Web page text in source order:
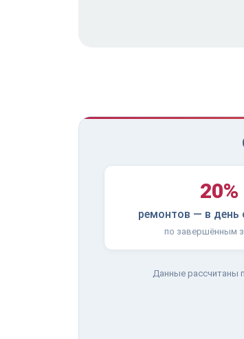
20%
ремонтов — в день
по завершённым
Данные рассчитаны